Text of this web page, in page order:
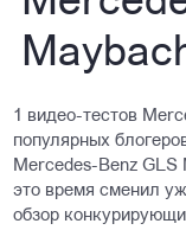
1 видео-тестов
популярных
Mercedes-Benz GLS
это время сменил
обзор